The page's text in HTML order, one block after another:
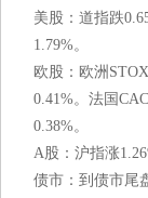
美股：道指跌
1.79%。
欧股：欧洲
0.41%。法国
0.38%。
A股：沪指涨
债市：到债市尾